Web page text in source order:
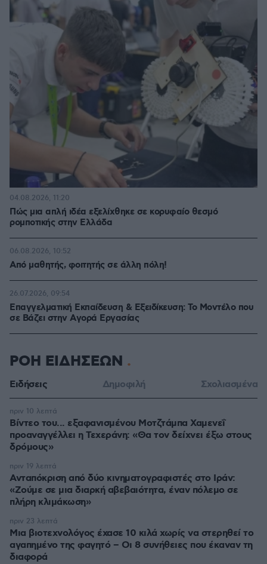
Πώς μια απλή ιδέα εξελίχθηκε σε κορυφαίο θεσμό
ρομποτικής στην Ελλάδα
04.08.2026, 11:20
Από μαθητής, φοιτητής σε άλλη πόλη!
06.08.2026, 10:52
Επαγγελματική Εκπαίδευση & Εξειδίκευση: Το Mοντέλο που
σε Bάζει στην Aγορά Eργασίας
26.07.2026, 09:54
ΡΟΗ ΕΙΔΗΣΕΩΝ
Ειδήσεις Δημοφιλή Σχολιασμένα
Βίντεο του... εξαφανισμένου Μοτζτάμπα Χαμενεΐ
προαναγγέλλει η Τεχεράνη: «Θα τον δείχνει έξω στους
δρόμους»
πριν 10 λεπτά
Ανταπόκριση από δύο κινηματογραφιστές στο Ιράν:
«Ζούμε σε μια διαρκή αβεβαιότητα, έναν πόλεμο σε
πλήρη κλιμάκωση»
πριν 19 λεπτά
Μια βιοτεχνολόγος έχασε 10 κιλά χωρίς να στερηθεί το
αγαπημένο της φαγητό – Οι 8 συνήθειες που έκαναν τη
διαφορά
πριν 23 λεπτά